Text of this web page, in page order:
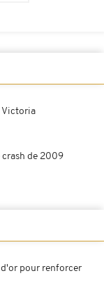
Victoria
crash de 2009
d'or pour renforcer